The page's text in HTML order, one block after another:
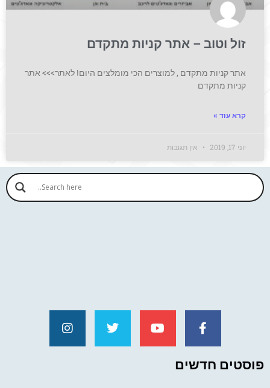
זול וטוב – אתר קניות מתקדם
אתר קניות מתקדם , למוצרים הכי מומלצים היום! לאתר>>> אתר
קניות מתקדם
קרא עוד »
יוני 17, 2019 אין תגובות
פוסטים חדשים